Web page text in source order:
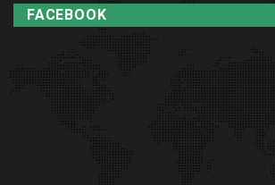
FACEBOOK